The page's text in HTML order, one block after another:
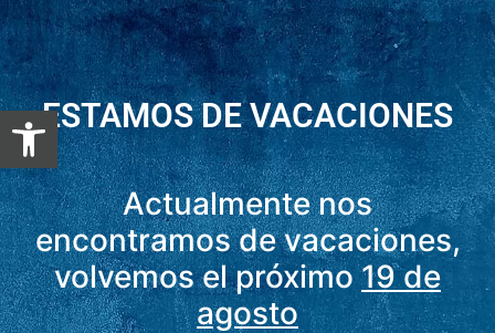
ESTAMOS DE VACACIONES
Actualmente nos
encontramos de vacaciones,
volvemos el próximo19 de
agosto
Abrir barra de herramientas